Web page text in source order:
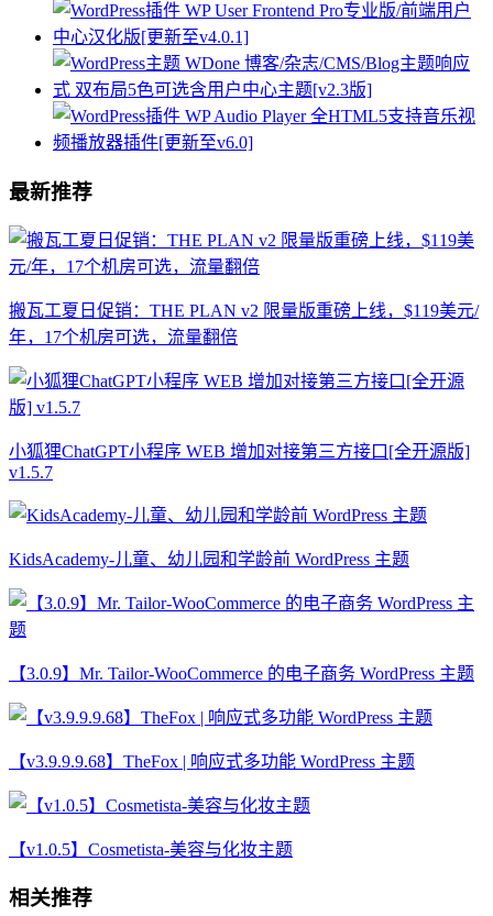
最新推荐
搬瓦工夏日促销：THE PLAN v2 限量版重磅上线，$119美元/
年，17个机房可选，流量翻倍
小狐狸ChatGPT小程序 WEB 增加对接第三方接口[全开源版]
v1.5.7
KidsAcademy-儿童、幼儿园和学龄前 WordPress 主题
【3.0.9】Mr. Tailor-WooCommerce 的电子商务 WordPress 主题
【v3.9.9.9.68】TheFox | 响应式多功能 WordPress 主题
【v1.0.5】Cosmetista-美容与化妆主题
相关推荐